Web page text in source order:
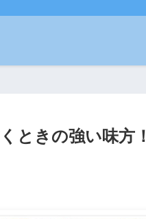
ときの強い味方！